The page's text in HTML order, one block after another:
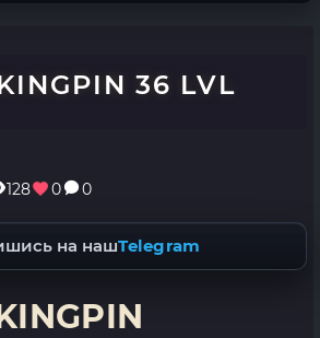
36 LVL
128 0 0
на нашTelegram